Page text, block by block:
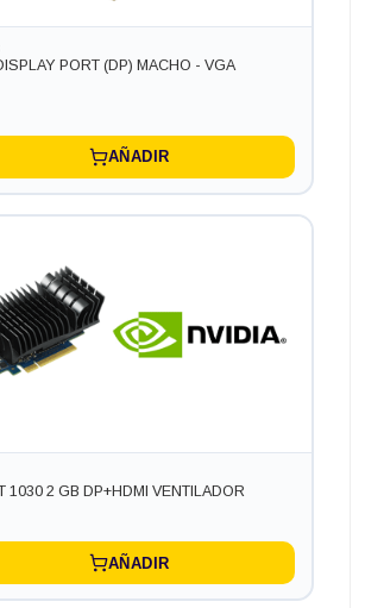
400 G2 en formato MINI, procesador INTEL
2.2 GHZ ( 2.8 TURBO (6ª Generación),
Salidas gráficas: VGA+HDMI+DP
PORT (DP) MACHO - VGA
AÑADIR
1030 2 GB DP+HDMI VENTILADOR
AÑADIR